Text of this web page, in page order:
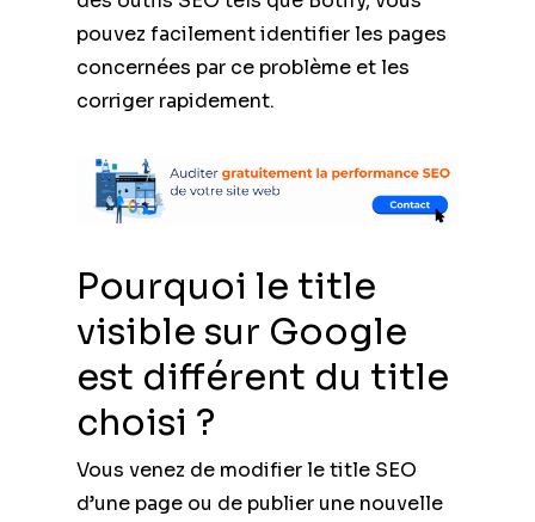
pouvez facilement identifier les pages
concernées par ce problème et les
corriger rapidement.
Pourquoi le title
visible sur Google
est différent du title
choisi ?
Vous venez de modifier le title SEO
d’une page ou de publier une nouvelle